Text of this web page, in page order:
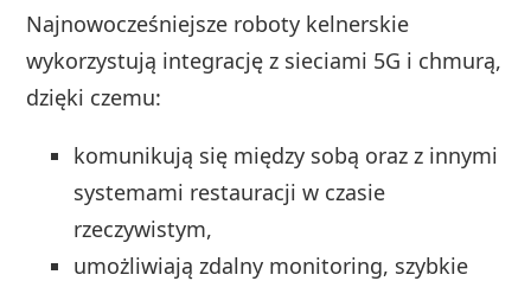
Najnowocześniejsze roboty kelnerskie
wykorzystują integrację z sieciami 5G i chmurą,
dzięki czemu:
komunikują się między sobą oraz z innymi
systemami restauracji w czasie
rzeczywistym,
umożliwiają zdalny monitoring, szybkie